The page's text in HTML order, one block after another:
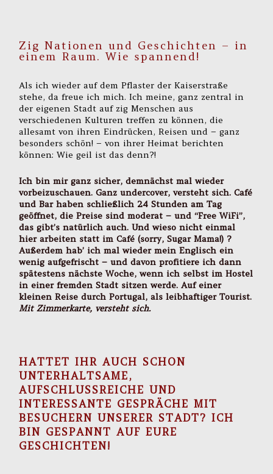
Zig Nationen und Geschichten – in
einem Raum. Wie spannend!
Als ich wieder auf dem Pflaster der Kaiserstraße
stehe, da freue ich mich. Ich meine, ganz zentral in
der eigenen Stadt auf zig Menschen aus
verschiedenen Kulturen treffen zu können, die
allesamt von ihren Eindrücken, Reisen und – ganz
besonders schön! – von ihrer Heimat berichten
können: Wie geil ist das denn?!
Ich bin mir ganz sicher, demnächst mal wieder
vorbeizuschauen. Ganz undercover, versteht sich. Café
und Bar haben schließlich 24 Stunden am Tag
geöffnet, die Preise sind moderat – und “Free WiFi”,
das gibt’s natürlich auch. Und wieso nicht einmal
hier arbeiten statt im Café (sorry, Sugar Mama!) ?
Außerdem hab’ ich mal wieder mein Englisch ein
wenig aufgefrischt – und davon profitiere ich dann
spätestens nächste Woche, wenn ich selbst im Hostel
in einer fremden Stadt sitzen werde. Auf einer
kleinen Reise durch Portugal, als leibhaftiger Tourist.
Mit Zimmerkarte, versteht sich.
HATTET IHR AUCH SCHON
UNTERHALTSAME,
AUFSCHLUSSREICHE UND
INTERESSANTE GESPRÄCHE MIT
BESUCHERN UNSERER STADT? ICH
BIN GESPANNT AUF EURE
GESCHICHTEN!